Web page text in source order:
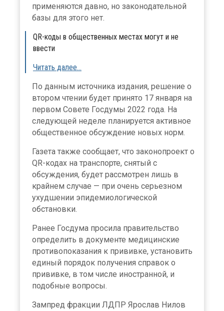
применяются давно, но законодательной
базы для этого нет.
QR-коды в общественных местах могут и не
ввести
Читать далее…
По данным источника издания, решение о
втором чтении будет принято 17 января на
первом Совете Госдумы 2022 года. На
следующей неделе планируется активное
общественное обсуждение новых норм.
Газета также сообщает, что законопроект о
QR-кодах на транспорте, снятый с
обсуждения, будет рассмотрен лишь в
крайнем случае — при очень серьезном
ухудшении эпидемиологической
обстановки.
Ранее Госдума просила правительство
определить в документе медицинские
противопоказания к прививке, установить
единый порядок получения справок о
прививке, в том числе иностранной, и
подобные вопросы.
Зампред фракции ЛДПР Ярослав Нилов